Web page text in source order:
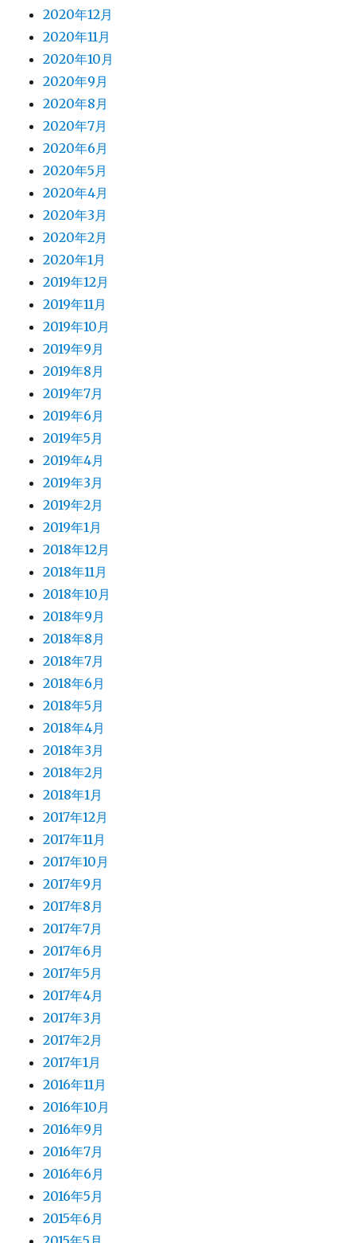
2020年12月
2020年11月
2020年10月
2020年9月
2020年8月
2020年7月
2020年6月
2020年5月
2020年4月
2020年3月
2020年2月
2020年1月
2019年12月
2019年11月
2019年10月
2019年9月
2019年8月
2019年7月
2019年6月
2019年5月
2019年4月
2019年3月
2019年2月
2019年1月
2018年12月
2018年11月
2018年10月
2018年9月
2018年8月
2018年7月
2018年6月
2018年5月
2018年4月
2018年3月
2018年2月
2018年1月
2017年12月
2017年11月
2017年10月
2017年9月
2017年8月
2017年7月
2017年6月
2017年5月
2017年4月
2017年3月
2017年2月
2017年1月
2016年11月
2016年10月
2016年9月
2016年7月
2016年6月
2016年5月
2015年6月